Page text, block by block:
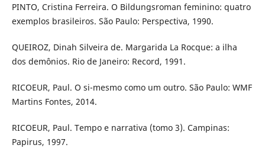
PINTO, Cristina Ferreira. O Bildungsroman feminino: quatro
exemplos brasileiros. São Paulo: Perspectiva, 1990.
QUEIROZ, Dinah Silveira de. Margarida La Rocque: a ilha
dos demônios. Rio de Janeiro: Record, 1991.
RICOEUR, Paul. O si-mesmo como um outro. São Paulo: WMF
Martins Fontes, 2014.
RICOEUR, Paul. Tempo e narrativa (tomo 3). Campinas:
Papirus, 1997.